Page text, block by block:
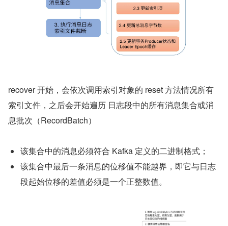
recover 开始，会依次调用索引对象的 reset 方法情况所有
索引文件，之后会开始遍历 日志段中的所有消息集合或消
息批次（RecordBatch）
该集合中的消息必须符合 Kafka 定义的二进制格式；
该集合中最后一条消息的位移值不能越界，即它与日志
段起始位移的差值必须是一个正整数值。